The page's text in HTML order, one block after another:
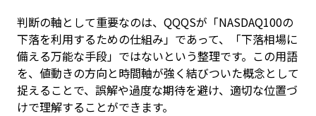
判断の軸として重要なのは、QQQSが「NASDAQ100の
下落を利用するための仕組み」であって、「下落相場に
備える万能な手段」ではないという整理です。この用語
を、値動きの方向と時間軸が強く結びついた概念として
捉えることで、誤解や過度な期待を避け、適切な位置づ
けで理解することができます。